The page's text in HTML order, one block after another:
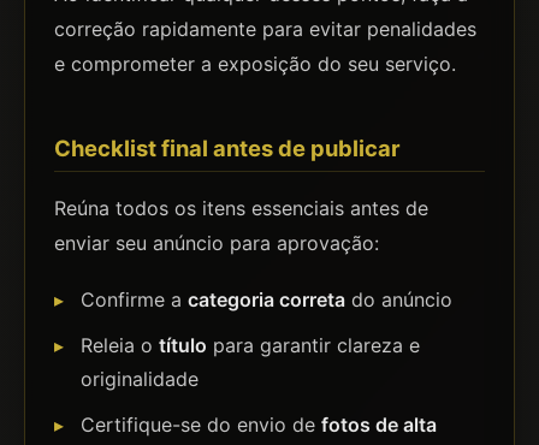
correção rapidamente para evitar penalidades
e comprometer a exposição do seu serviço.
Checklist final antes de publicar
Reúna todos os itens essenciais antes de
enviar seu anúncio para aprovação:
Confirme a categoria correta do anúncio
Releia o título para garantir clareza e
originalidade
Certifique-se do envio de fotos de alta